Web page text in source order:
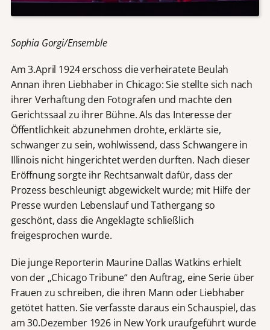
Sophia Gorgi/Ensemble
Am 3.April 1924 erschoss die verheiratete Beulah
Annan ihren Liebhaber in Chicago: Sie stellte sich nach
ihrer Verhaftung den Fotografen und machte den
Gerichtssaal zu ihrer Bühne. Als das Interesse der
Öffentlichkeit abzunehmen drohte, erklärte sie,
schwanger zu sein, wohlwissend, dass Schwangere in
Illinois nicht hingerichtet werden durften. Nach dieser
Eröffnung sorgte ihr Rechtsanwalt dafür, dass der
Prozess beschleunigt abgewickelt wurde; mit Hilfe der
Presse wurden Lebenslauf und Tathergang so
geschönt, dass die Angeklagte schließlich
freigesprochen wurde.
Die junge Reporterin Maurine Dallas Watkins erhielt
von der „Chicago Tribune“ den Auftrag, eine Serie über
Frauen zu schreiben, die ihren Mann oder Liebhaber
getötet hatten. Sie verfasste daraus ein Schauspiel, das
am 30.Dezember 1926 in New York uraufgeführt wurde